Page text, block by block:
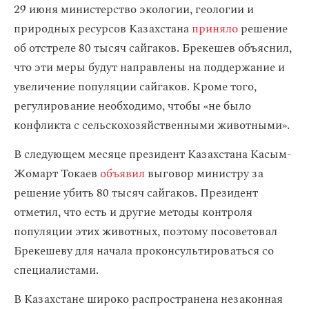
29 июня министерство экологии, геологии и
природных ресурсов Казахстанапринялорешение
об отстреле 80 тысяч сайгаков. Брекешев объяснил,
что эти меры будут направлены на поддержание и
увеличение популяции сайгаков. Кроме того,
регулирование необходимо, чтобы «не было
конфликта с сельскохозяйственными животными».
В следующем месяце президент Казахстана Касым-
Жомарт Токаев объявил выговор министру за
решение убить 80 тысяч сайгаков. Президент
отметил, что есть и другие методы контроля
популяции этих животных, поэтому посоветовал
Брекешеву для начала проконсультироваться со
специалистами.
В Казахстане широко распространена незаконная